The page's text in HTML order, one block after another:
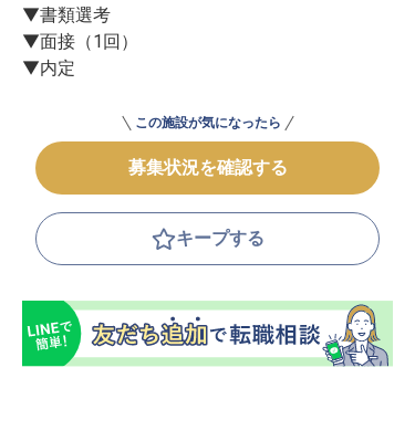
▼書類選考
▼面接（1回）
▼内定
この施設が気になったら
募集状況を確認する
キープする